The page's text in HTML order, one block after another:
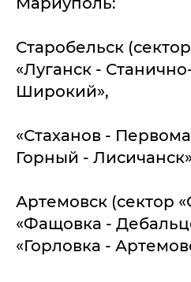
Старобельск
«Луганск -
Широкий»,
«Стаханов -
Горный -
Артемовск (сектор
«Фащовка -
«Горловка -